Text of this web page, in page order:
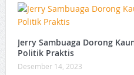
Jerry Sambuaga Dorong
Politik Praktis
Desember 14, 2023